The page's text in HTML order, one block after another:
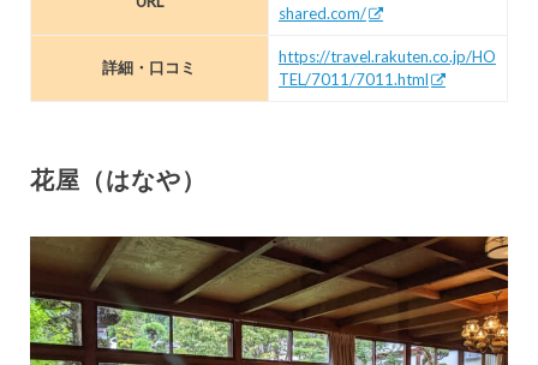
shared.com/
詳細・口コミ
https://travel.rakuten.co.jp/HO
TEL/7011/7011.html
花屋（はなや）